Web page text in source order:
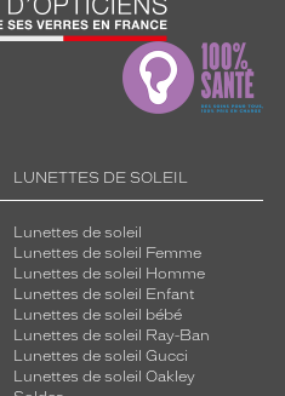
LUNETTES DE SOLEIL
Lunettes de soleil
Lunettes de soleil Femme
Lunettes de soleil Homme
Lunettes de soleil Enfant
Lunettes de soleil bébé
Lunettes de soleil Ray-Ban
Lunettes de soleil Gucci
Lunettes de soleil Oakley